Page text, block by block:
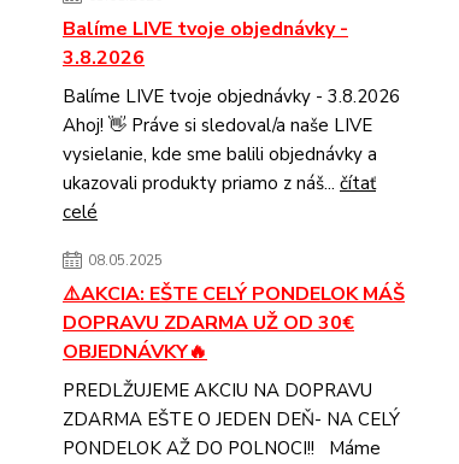
Balíme LIVE tvoje objednávky -
3.8.2026
Balíme LIVE tvoje objednávky - 3.8.2026
Ahoj! 👋 Práve si sledoval/a naše LIVE
vysielanie, kde sme balili objednávky a
ukazovali produkty priamo z náš... čítať
celé
08.05.2025
⚠️AKCIA: EŠTE CELÝ PONDELOK MÁŠ
DOPRAVU ZDARMA UŽ OD 30€
OBJEDNÁVKY🔥
PREDLŽUJEME AKCIU NA DOPRAVU
ZDARMA EŠTE O JEDEN DEŇ- NA CELÝ
PONDELOK AŽ DO POLNOCI!! Máme